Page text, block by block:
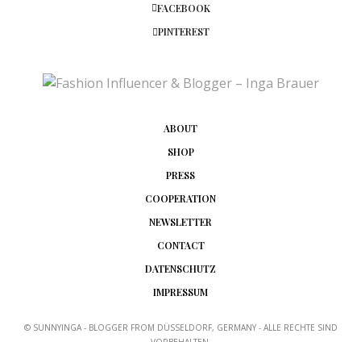
FACEBOOK
PINTEREST
ABOUT
SHOP
PRESS
COOPERATION
NEWSLETTER
CONTACT
DATENSCHUTZ
IMPRESSUM
© SUNNYINGA - BLOGGER FROM DÜSSELDORF, GERMANY - ALLE RECHTE SIND